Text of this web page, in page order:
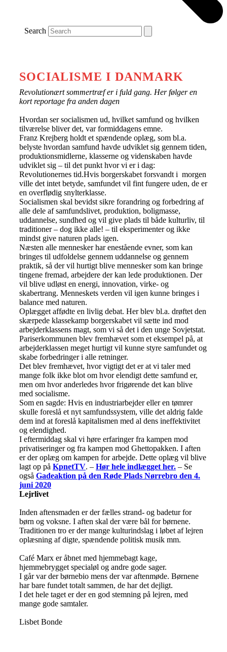
Search
SOCIALISME I DANMARK
Revolutionært sommertræf er i fuld gang. Her følger en
kort reportage fra anden dagen
Hvordan ser socialismen ud, hvilket samfund og hvilken
tilværelse bliver det, var formiddagens emne.
Franz Krejberg holdt et spændende oplæg, som bl.a.
belyste hvordan samfund havde udviklet sig gennem tiden,
produktionsmidlerne, klasserne og videnskaben havde
udviklet sig – til det punkt hvor vi er i dag:
Revolutionernes tid.Hvis borgerskabet forsvandt i morgen
ville det intet betyde, samfundet vil fint fungere uden, de er
en overflødig snylterklasse.
Socialismen skal bevidst sikre forandring og forbedring af
alle dele af samfundslivet, produktion, boligmasse,
uddannelse, sundhed og vil give plads til både kulturliv, til
traditioner – dog ikke alle! – til eksperimenter og ikke
mindst give naturen plads igen.
Næsten alle mennesker har enestående evner, som kan
bringes til udfoldelse gennem uddannelse og gennem
praktik, så der vil hurtigt blive mennesker som kan bringe
tingene fremad, arbejdere der kan lede produktionen. Der
vil blive udløst en energi, innovation, virke- og
skabertrang. Menneskets verden vil igen kunne bringes i
balance med naturen.
Oplægget affødte en livlig debat. Her blev bl.a. drøftet den
skærpede klassekamp borgerskabet vil sætte ind mod
arbejderklassens magt, som vi så det i den unge Sovjetstat.
Pariserkommunen blev fremhævet som et eksempel på, at
arbejderklassen meget hurtigt vil kunne styre samfundet og
skabe forbedringer i alle retninger.
Det blev fremhævet, hvor vigtigt det er at vi taler med
mange folk ikke blot om hvor elendigt dette samfund er,
men om hvor anderledes hvor frigørende det kan blive
med socialisme.
Som en sagde: Hvis en industriarbejder eller en tømrer
skulle foreslå et nyt samfundssystem, ville det aldrig falde
dem ind at foreslå kapitalismen med al dens ineffektivitet
og elendighed.
I eftermiddag skal vi høre erfaringer fra kampen mod
privatiseringer og fra kampen mod Ghettopakken. I aften
er der oplæg om kampen for arbejde. Dette oplæg vil blive
lagt op på KpnetTV. – Hør hele indlægget her. – Se
også Gadeaktion på den Røde Plads Nørrebro den 4.
juni 2020
Lejrlivet
Inden aftensmaden er der fælles strand- og badetur for
børn og voksne. I aften skal der være bål for børnene.
Traditionen tro er der mange kulturindslag i løbet af lejren
oplæsning af digte, spændende politisk musik mm.
Café Marx er åbnet med hjemmebagt kage,
hjemmebrygget specialøl og andre gode sager.
I går var der børnebio mens der var aftenmøde. Børnene
har bare fundet totalt sammen, de har det dejligt.
I det hele taget er der en god stemning på lejren, med
mange gode samtaler.
Lisbet Bonde